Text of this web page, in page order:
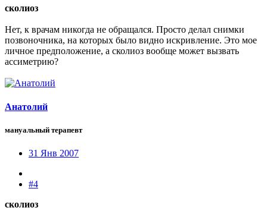
сколиоз
Нет, к врачам никогда не обращался. Просто делал снимки
позвоночника, на которых было видно искривление. Это мое
личное предположение, а сколиоз вообще может вызвать
ассиметрию?
Анатолий
мануальный терапевт
31 Янв 2007
#4
сколиоз